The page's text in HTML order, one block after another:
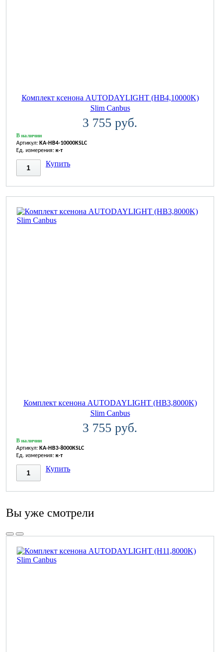
Комплект ксенона AUTODAYLIGHT (HB4,10000K)
Slim Canbus
3 755 руб.
В наличии
Артикул: KA-HB4-10000KSLC
Ед. измерения: к-т
Купить
Комплект ксенона AUTODAYLIGHT (HB3,8000K)
Slim Canbus
3 755 руб.
В наличии
Артикул: KA-HB3-8000KSLC
Ед. измерения: к-т
Купить
Вы уже смотрели